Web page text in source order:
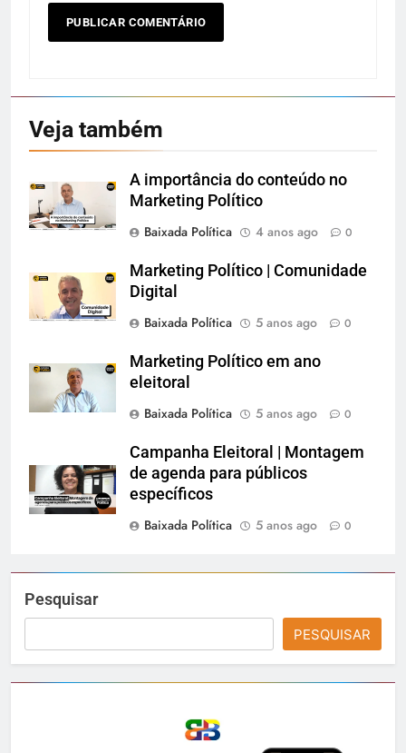
Veja também
A importância do conteúdo no
Marketing Político
Baixada Política
4 anos ago 0
Marketing Político | Comunidade
Digital
Baixada Política
5 anos ago 0
Marketing Político em ano
eleitoral
Baixada Política
5 anos ago 0
Campanha Eleitoral | Montagem
de agenda para públicos
específicos
Baixada Política
5 anos ago 0
Pesquisar
PESQUISAR